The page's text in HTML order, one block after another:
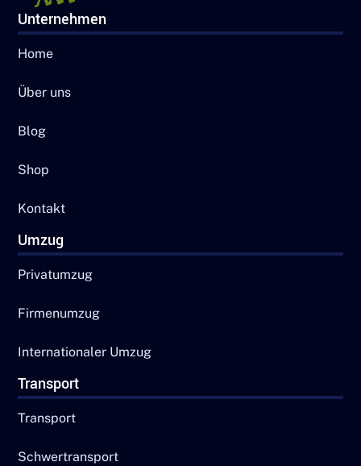
Unternehmen
Home
Über uns
Blog
Shop
Kontakt
Umzug
Privatumzug
Firmenumzug
Internationaler Umzug
Transport
Transport
Schwertransport